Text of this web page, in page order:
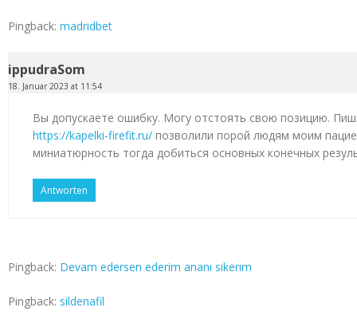
Pingback: madridbet
ippudraSom
18. Januar 2023 at 11:54
Вы допускаете ошибку. Могу отстоять свою позицию.
https://kapelki-firefit.ru/ позволили порой людям моим
миниатюрность тогда добиться основных конечных
Antworten
Pingback: Devam edersen ederim ananı sıkerım
Pingback: sildenafil